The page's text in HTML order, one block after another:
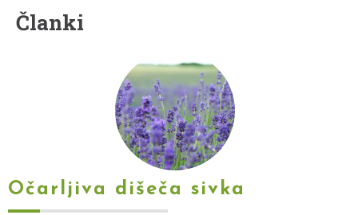
Članki
Očarljiva dišeča sivka